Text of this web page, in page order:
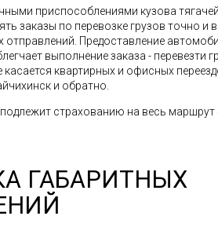
приспособлениями кузова
заказы по перевозке грузов точно и
отправлений. Предоставление
выполнение заказа - перевезти
квартирных и офисных
и обратно.
страхованию на весь маршрут
ГАБАРИТНЫХ